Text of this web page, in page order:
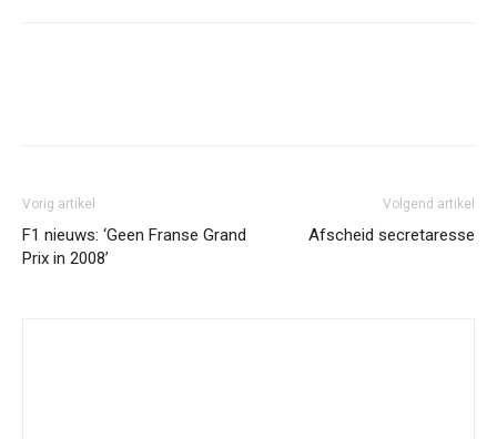
Vorig artikel
F1 nieuws: ‘Geen Franse Grand
Prix in 2008’
Volgend artikel
Afscheid secretaresse